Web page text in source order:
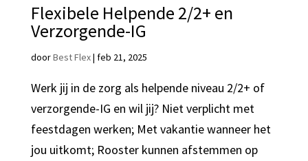
Flexibele Helpende 2/2+ en
Verzorgende-IG
doorBest Flex| feb 21, 2025
Werk jij in de zorg als helpende niveau 2/2+ of
verzorgende-IG en wil jij? Niet verplicht met
feestdagen werken; Met vakantie wanneer het
jou uitkomt; Rooster kunnen afstemmen op